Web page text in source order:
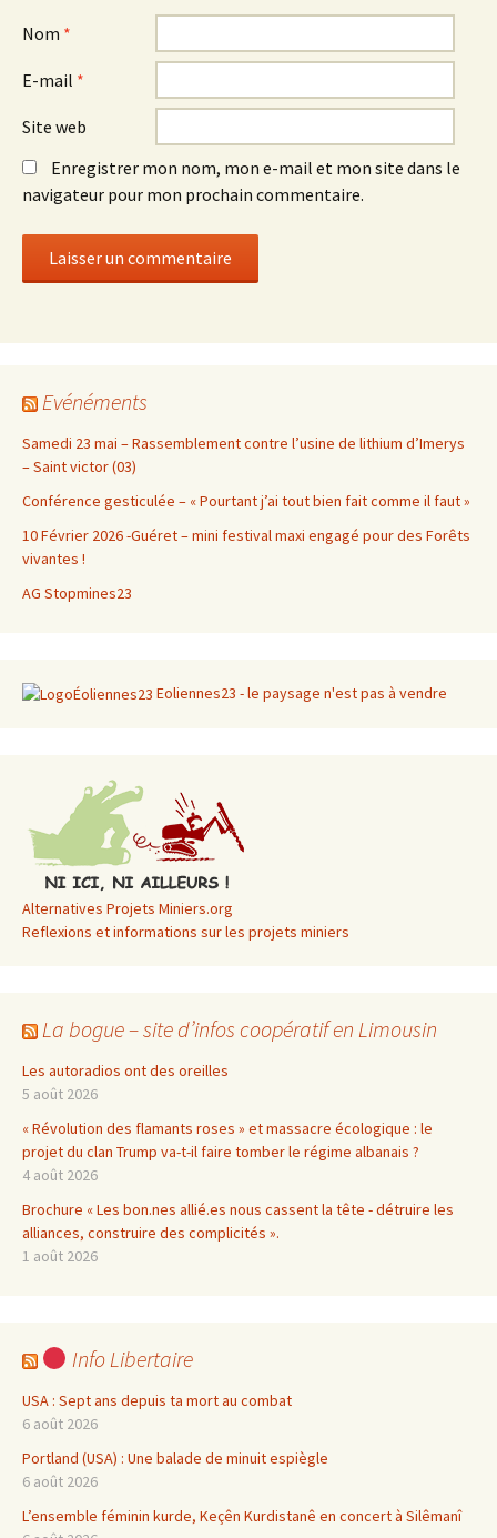
Nom *
E-mail *
Site web
Enregistrer mon nom, mon e-mail et mon site dans le
navigateur pour mon prochain commentaire.
Evénéments
Samedi 23 mai – Rassemblement contre l’usine de lithium d’Imerys
– Saint victor (03)
Conférence gesticulée – « Pourtant j’ai tout bien fait comme il faut »
10 Février 2026 -Guéret – mini festival maxi engagé pour des Forêts
vivantes !
AG Stopmines23
Eoliennes23 - le paysage n'est pas à vendre
Alternatives Projets Miniers.org
Reflexions et informations sur les projets miniers
La bogue – site d’infos coopératif en Limousin
Les autoradios ont des oreilles
5 août 2026
« Révolution des flamants roses » et massacre écologique : le
projet du clan Trump va-t-il faire tomber le régime albanais ?
4 août 2026
Brochure « Les bon.nes allié.es nous cassent la tête - détruire les
alliances, construire des complicités ».
1 août 2026
Info Libertaire
USA : Sept ans depuis ta mort au combat
6 août 2026
Portland (USA) : Une balade de minuit espiègle
6 août 2026
L’ensemble féminin kurde, Keçên Kurdistanê en concert à Silêmanî